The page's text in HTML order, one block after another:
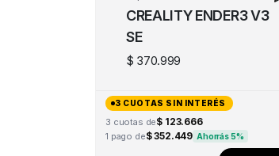
CREALITY ENDER3 V3
SE
$ 370.999
3 CUOTAS SIN INTERÉS
3 cuotas de$ 123.666
1 pago de$ 352.449 Ahorrás 5%